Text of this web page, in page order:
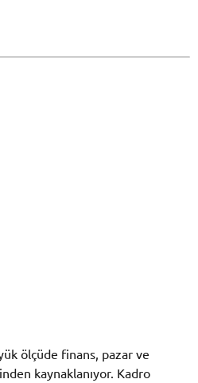
ölçüde finans, pazar ve
kaynaklanıyor. Kadro